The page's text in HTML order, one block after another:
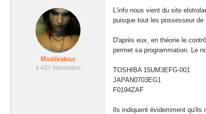
Modérateur
4 437 messages
L'info nous vient du site
puisque tout les possesseur de
D'après eux, en théorie le
permet sa programmation. Le
TOSHIBA 15UM3EFG-001
JAPAN0703EG1
F0194ZAF
Ils indiquent évidemment